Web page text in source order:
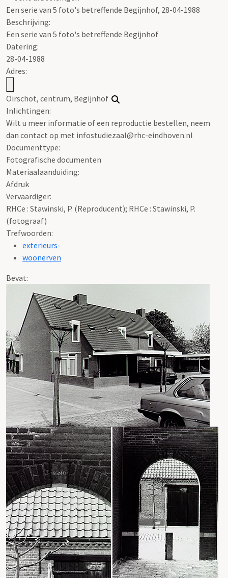
Een serie van 5 foto's betreffende Begijnhof, 28-04-1988
Beschrijving:
Een serie van 5 foto's betreffende Begijnhof
Datering:
28-04-1988
Adres:
Oirschot, centrum, Begijnhof
Inlichtingen:
Wilt u meer informatie of een reproductie bestellen, neem
dan contact op met infostudiezaal@rhc-eindhoven.nl
Documenttype:
Fotografische documenten
Materiaalaanduiding:
Afdruk
Vervaardiger:
RHCe : Stawinski, P. (Reproducent); RHCe : Stawinski, P.
(fotograaf)
Trefwoorden:
exterieurs-
woonerven
Bevat: